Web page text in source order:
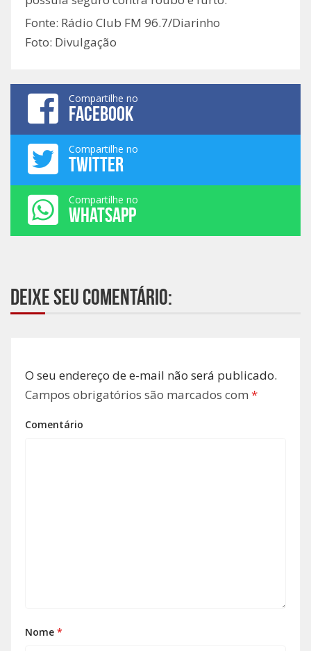
Fonte: Rádio Club FM 96.7/Diarinho
Foto: Divulgação
Compartilhe no
FACEBOOK
Compartilhe no
TWITTER
Compartilhe no
WHATSAPP
Deixe seu comentário:
O seu endereço de e-mail não será publicado.
Campos obrigatórios são marcados com *
Comentário
Nome *